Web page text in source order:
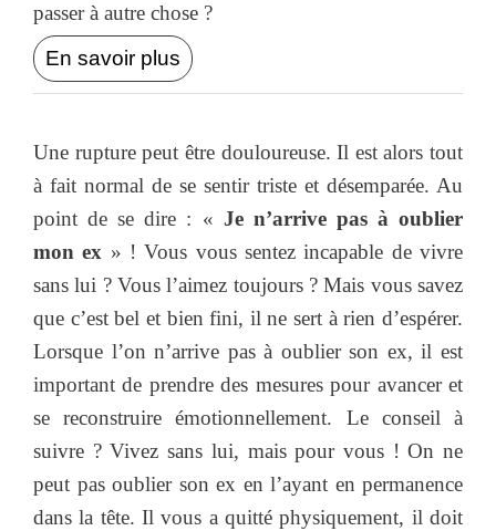
passer à autre chose ?
En savoir plus
Une rupture peut être douloureuse. Il est alors tout
à fait normal de se sentir triste et désemparée. Au
point de se dire : « Je n’arrive pas à oublier
mon ex » ! Vous vous sentez incapable de vivre
sans lui ? Vous l’aimez toujours ? Mais vous savez
que c’est bel et bien fini, il ne sert à rien d’espérer.
Lorsque l’on n’arrive pas à oublier son ex, il est
important de prendre des mesures pour avancer et
se reconstruire émotionnellement. Le conseil à
suivre ? Vivez sans lui, mais pour vous ! On ne
peut pas oublier son ex en l’ayant en permanence
dans la tête. Il vous a quitté physiquement, il doit